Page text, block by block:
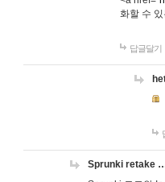
화할 수
답글달기
Sprunki retake